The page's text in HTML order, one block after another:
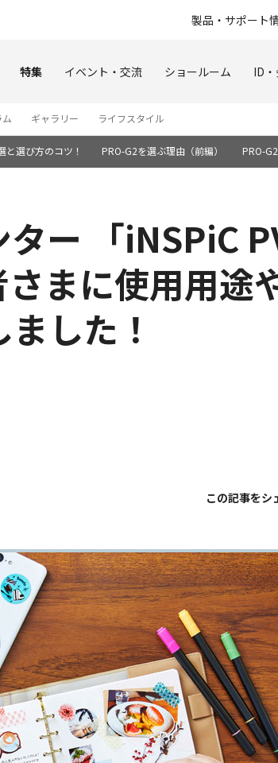
製品・サポート
特集 イベント・交流 ショールーム ID
ギャラリー ライフスタイル
選び方のコツ！ PRO-G2を選ぶ理由（前編） PRO-
ー 「iNSPiC
まに使用用途
した！